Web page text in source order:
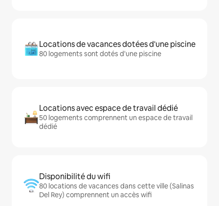
Locations de vacances dotées d'une piscine
80 logements sont dotés d'une piscine
Locations avec espace de travail dédié
50 logements comprennent un espace de travail
dédié
Disponibilité du wifi
80 locations de vacances dans cette ville (Salinas
Del Rey) comprennent un accès wifi